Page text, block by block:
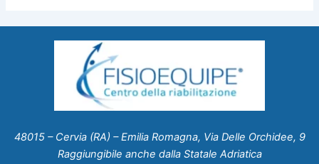
48015 – Cervia (RA) – Emilia Romagna, Via Delle Orchidee, 9
Raggiungibile anche dalla Statale Adriatica